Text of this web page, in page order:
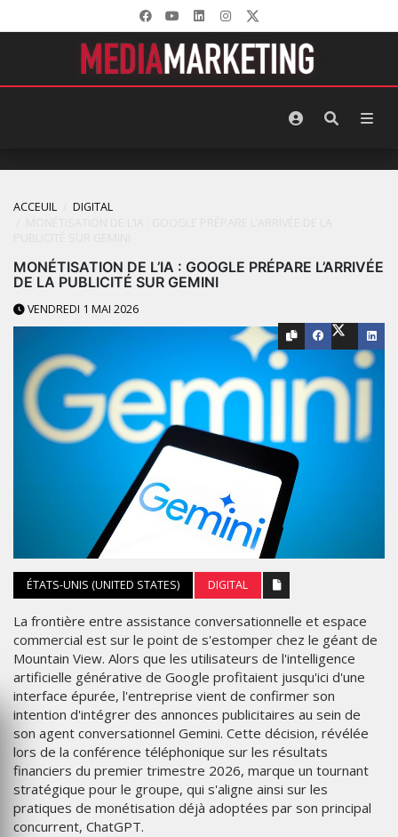
ACCEUIL
DIGITAL
MONÉTISATION DE L’IA : GOOGLE PRÉPARE L’ARRIVÉE
DE LA PUBLICITÉ SUR GEMINI
VENDREDI 1 MAI 2026
ÉTATS-UNIS (UNITED STATES) DIGITAL
La frontière entre assistance conversationnelle et espace
commercial est sur le point de s'estomper chez le géant de
Mountain View. Alors que les utilisateurs de l'intelligence
artificielle générative de Google profitaient jusqu'ici d'une
interface épurée, l'entreprise vient de confirmer son
intention d'intégrer des annonces publicitaires au sein de
son agent conversationnel Gemini. Cette décision, révélée
lors de la conférence téléphonique sur les résultats
financiers du premier trimestre 2026, marque un tournant
stratégique pour le groupe, qui s'aligne ainsi sur les
pratiques de monétisation déjà adoptées par son principal
concurrent, ChatGPT.